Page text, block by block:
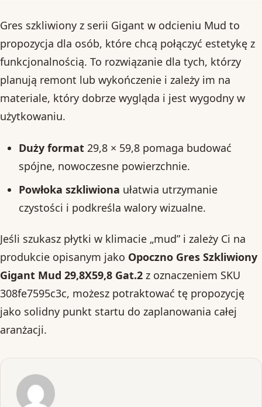
Gres szkliwiony z serii Gigant w odcieniu Mud to
propozycja dla osób, które chcą połączyć estetykę z
funkcjonalnością. To rozwiązanie dla tych, którzy
planują remont lub wykończenie i zależy im na
materiale, który dobrze wygląda i jest wygodny w
użytkowaniu.
Duży format29,8 × 59,8 pomaga budować
spójne, nowoczesne powierzchnie.
Powłoka szkliwiona ułatwia utrzymanie
czystości i podkreśla walory wizualne.
Jeśli szukasz płytki w klimacie „mud” i zależy Ci na
produkcie opisanym jako Opoczno Gres Szkliwiony
Gigant Mud 29,8X59,8 Gat.2 z oznaczeniem SKU
308fe7595c3c, możesz potraktować tę propozycję
jako solidny punkt startu do zaplanowania całej
aranżacji.